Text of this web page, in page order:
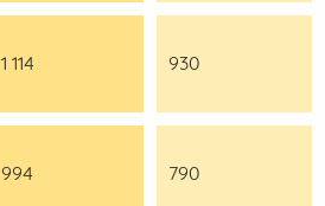
1 114 930
994 790